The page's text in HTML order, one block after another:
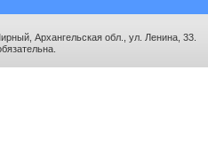
Архангельская обл., ул. Ленина, 33.